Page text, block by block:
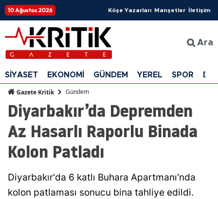
10 Ağustos 2026 Köşe Yazarları Manşetler İletişim
Ara
SİYASET EKONOMİ GÜNDEM YEREL SPOR
Gazete Kritik Gündem
Diyarbakır’da Depremden
Az Hasarlı Raporlu Binada
Kolon Patladı
Diyarbakır'da 6 katlı Buhara Apartmanı'nda
kolon patlaması sonucu bina tahliye edildi.